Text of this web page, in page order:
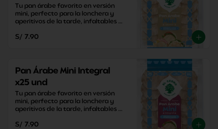
Tu pan árabe favorito en versión
mini, perfecto para la lonchera y
aperitivos de la tarde, infaltables
S/ 7.90
Pan Árabe Mini Integral
x25 und
Tu pan árabe favorito en versión
mini, perfecto para la lonchera y
aperitivos de la tarde, infaltables
S/ 7.90